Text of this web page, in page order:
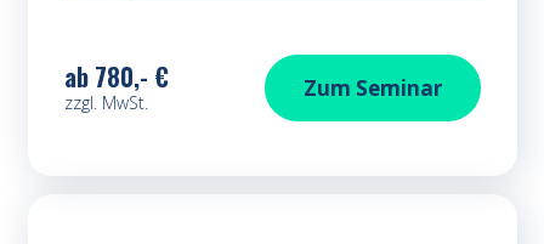
ab780,- €
zzgl. MwSt.
Zum Texten für KI-
Seminar